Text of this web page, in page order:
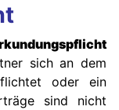
sich an dem
oder ein
sind nicht